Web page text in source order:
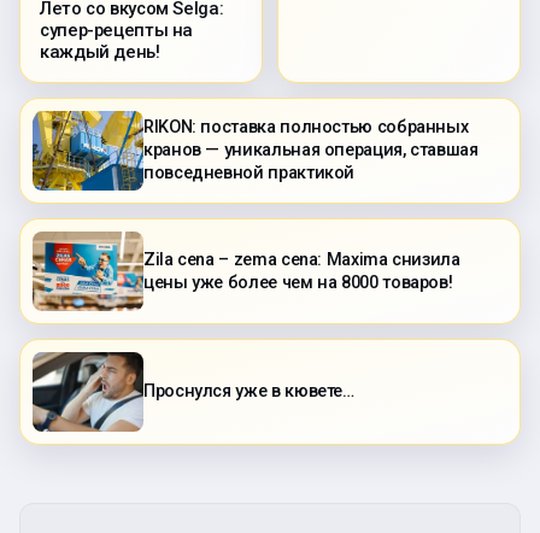
Лето со вкусом Selga:
супер-рецепты на
каждый день!
RIKON: поставка полностью собранных
кранов — уникальная операция, ставшая
повседневной практикой
Zila cena – zema cena: Maxima снизила
цены уже более чем на 8000 товаров!
Проснулся уже в кювете…